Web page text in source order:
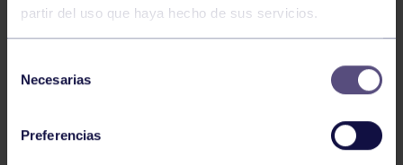
partir del uso que haya hecho de sus servicios.
Necesarias
Preferencias